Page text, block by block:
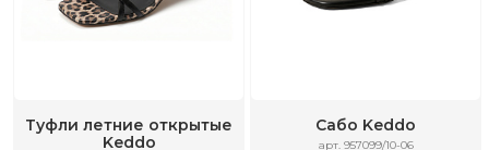
Туфли летние открытые
Keddo
Сабо Keddo
арт. 957099/10-06